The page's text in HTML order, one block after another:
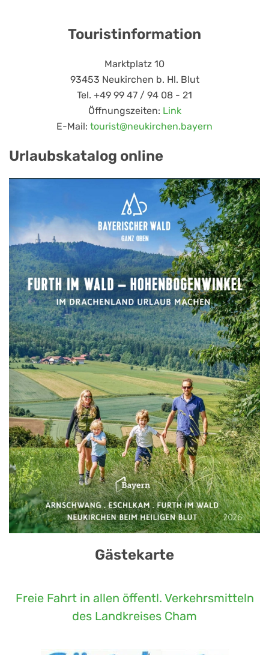
Touristinformation
Marktplatz 10
93453 Neukirchen b. Hl. Blut
Tel. +49 99 47 / 94 08 - 21
Öffnungszeiten: Link
E-Mail: tourist@neukirchen.bayern
Urlaubskatalog online
Gästekarte
Freie Fahrt in allen öffentl. Verkehrsmitteln
des Landkreises Cham